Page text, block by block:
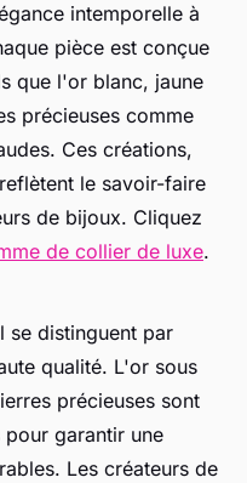
intemporelle à
pièce est conçue
que l'or blanc, jaune
précieuses comme
Ces créations,
le savoir-faire
de bijoux. Cliquez
de collier de luxe.
se distinguent par
qualité. L'or sous
précieuses sont
pour garantir une
Les créateurs de